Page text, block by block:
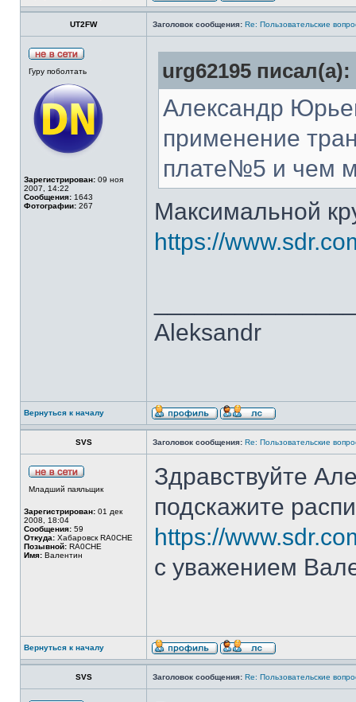
UT2FW Заголовок сообщения: Re: Пользовательские
Гуру поболтать
Зарегистрирован: 09 ноя
2007, 14:22
Сообщения: 1643
Фотографии: 267
urg62195 писал(а):
Александр
применение
плате№5 и чем
Максимальной
https://
Aleksandr
Вернуться к началу
SVS Заголовок сообщения: Re: Пользовательские
Младший паяльщик
Зарегистрирован: 01 дек
2008, 18:04
Сообщения: 59
Откуда: Хабаровск RA0CHE
Позывной: RA0CHE
Имя: Валентин
Здравствуйте
подскажите
https://
с уважением
Вернуться к началу
SVS Заголовок сообщения: Re: Пользовательские